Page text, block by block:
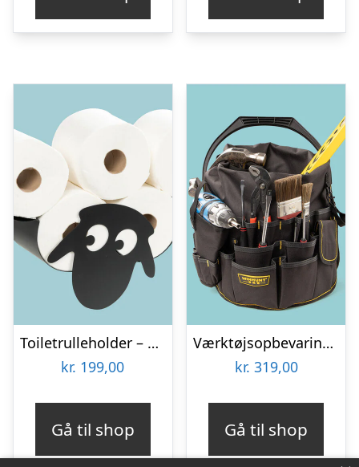
Toiletrulleholder – Liggende får
kr. 199,00
Gå til shop
Værktøjsopbevaring til spand
kr. 319,00
Gå til shop